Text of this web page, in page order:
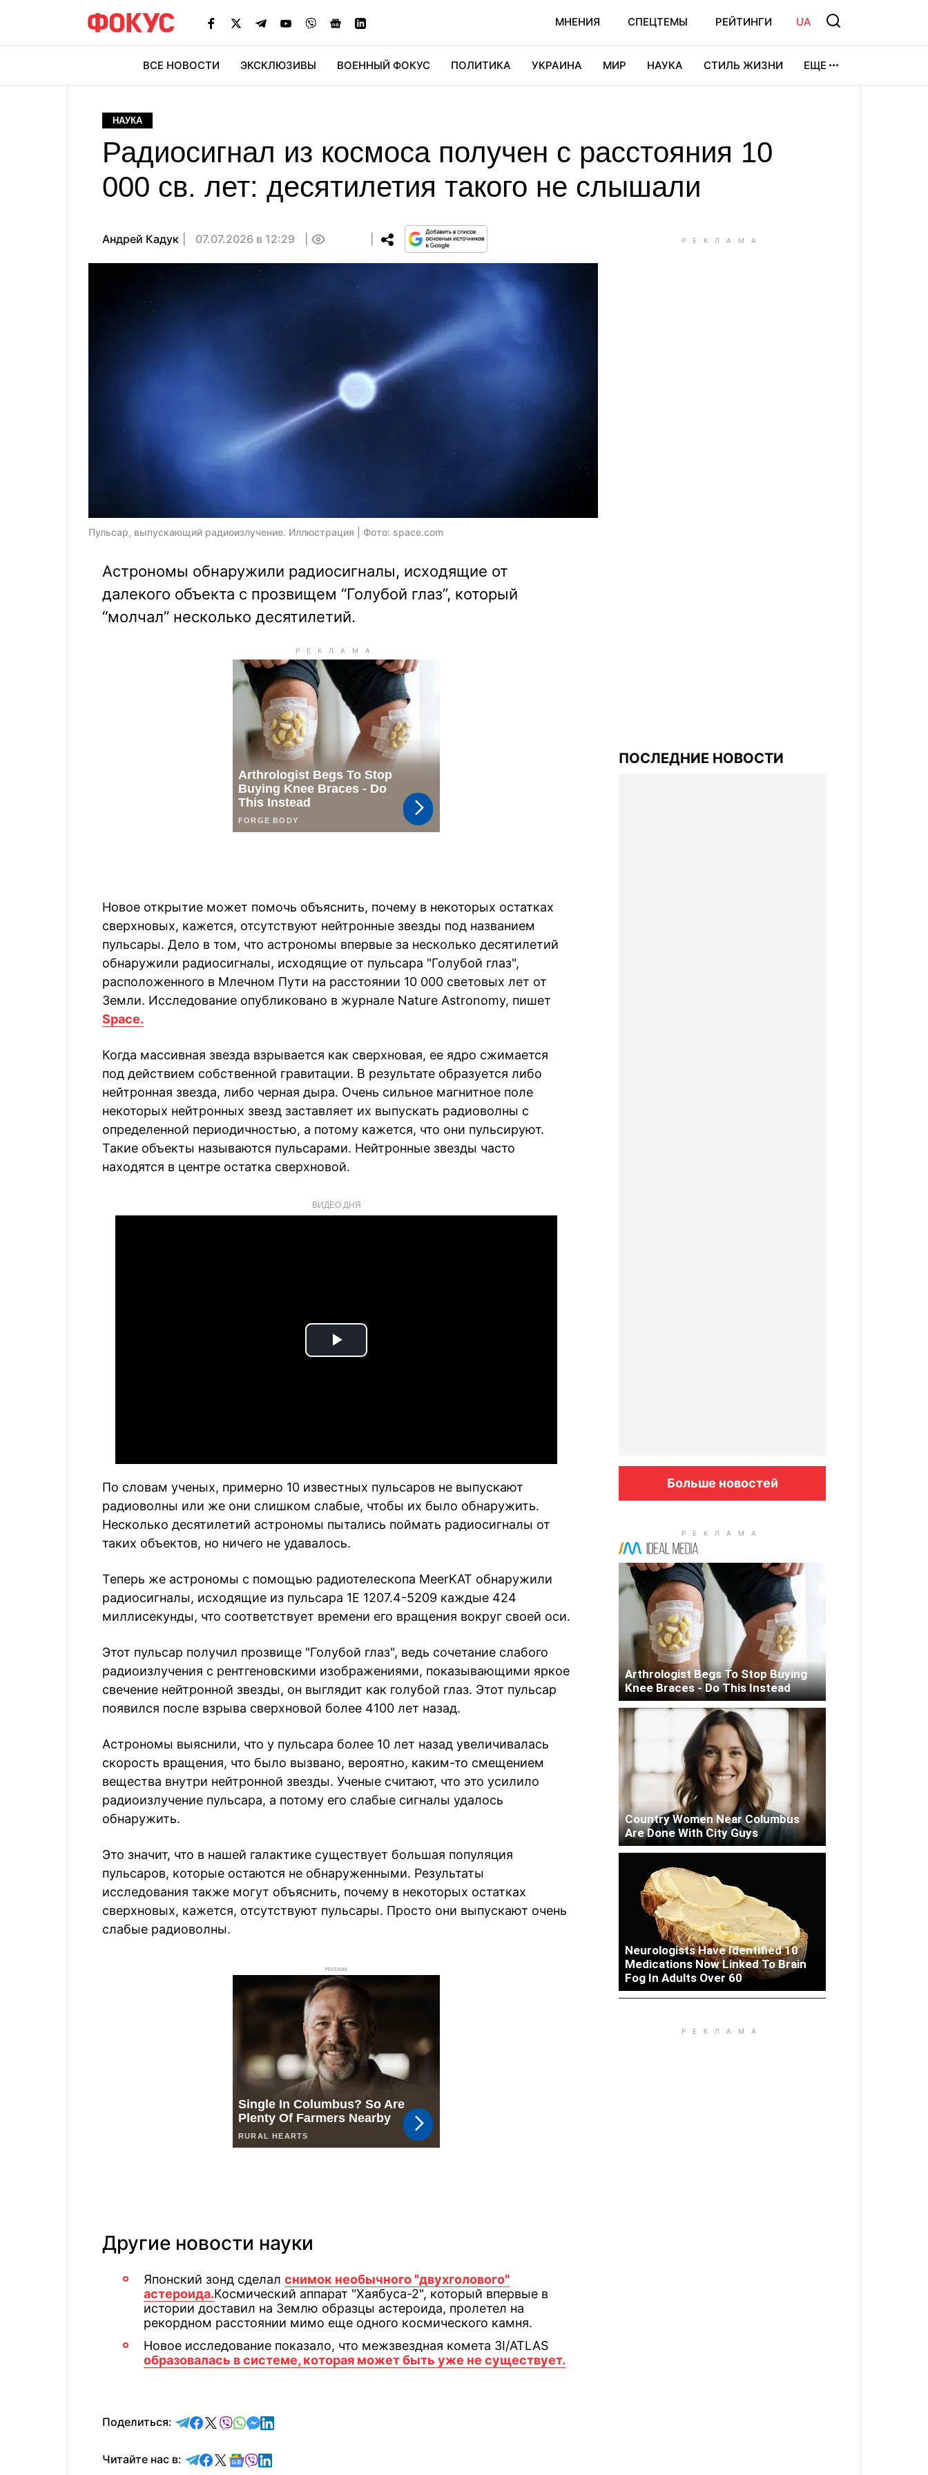
МНЕНИЯ СПЕЦТЕМЫ РЕЙТИНГИ UA
ВСЕ НОВОСТИ ЭКСКЛЮЗИВЫ ВОЕННЫЙ ФОКУС ПОЛИТИКА УКРАИНА МИР НАУКА СТИЛЬ ЖИЗНИ ЕЩЕ
НАУКА
Радиосигнал из космоса получен с расстояния 10
000 св. лет: десятилетия такого не слышали
Андрей Кадук 07.07.2026 в 12:29
Пульсар, выпускающий радиоизлучение. Иллюстрация | Фото: space.com
Астрономы обнаружили радиосигналы, исходящие от
далекого объекта с прозвищем “Голубой глаз”, который
“молчал” несколько десятилетий.
Новое открытие может помочь объяснить, почему в некоторых остатках
сверхновых, кажется, отсутствуют нейтронные звезды под названием
пульсары. Дело в том, что астрономы впервые за несколько десятилетий
обнаружили радиосигналы, исходящие от пульсара "Голубой глаз",
расположенного в Млечном Пути на расстоянии 10 000 световых лет от
Земли. Исследование опубликовано в журнале Nature Astronomy, пишет
Space.
Когда массивная звезда взрывается как сверхновая, ее ядро сжимается
под действием собственной гравитации. В результате образуется либо
нейтронная звезда, либо черная дыра. Очень сильное магнитное поле
некоторых нейтронных звезд заставляет их выпускать радиоволны с
определенной периодичностью, а потому кажется, что они пульсируют.
Такие объекты называются пульсарами. Нейтронные звезды часто
находятся в центре остатка сверхновой.
ВИДЕО ДНЯ
Play
По словам ученых, примерно 10 известных пульсаров не выпускают
радиоволны или же они слишком слабые, чтобы их было обнаружить.
Несколько десятилетий астрономы пытались поймать радиосигналы от
таких объектов, но ничего не удавалось.
Теперь же астрономы с помощью радиотелескопа MeerKAT обнаружили
радиосигналы, исходящие из пульсара 1E 1207.4-5209 каждые 424
миллисекунды, что соответствует времени его вращения вокруг своей оси.
Этот пульсар получил прозвище "Голубой глаз", ведь сочетание слабого
радиоизлучения с рентгеновскими изображениями, показывающими яркое
свечение нейтронной звезды, он выглядит как голубой глаз. Этот пульсар
появился после взрыва сверхновой более 4100 лет назад.
Астрономы выяснили, что у пульсара более 10 лет назад увеличивалась
скорость вращения, что было вызвано, вероятно, каким-то смещением
вещества внутри нейтронной звезды. Ученые считают, что это усилило
радиоизлучение пульсара, а потому его слабые сигналы удалось
обнаружить.
Это значит, что в нашей галактике существует большая популяция
пульсаров, которые остаются не обнаруженными. Результаты
исследования также могут объяснить, почему в некоторых остатках
сверхновых, кажется, отсутствуют пульсары. Просто они выпускают очень
слабые радиоволны.
РЕКЛАМА
Другие новости науки
Японский зонд сделал снимок необычного "двухголового"
астероида.Космический аппарат "Хаябуса-2", который впервые в
истории доставил на Землю образцы астероида, пролетел на
рекордном расстоянии мимо еще одного космического камня.
Новое исследование показало, что межзвездная комета 3I/ATLAS
образовалась в системе, которая может быть уже не существует.
Поделиться: отправить в Telegram
поделиться в Facebook
поделиться в X
отправить в Viber
отправить в Whatsapp
отправить в Messenger
отправить в LinkedIn
Читайте нас в: Читайте в Telegram
Читайте в Facebook
Читайте в X
Читайте в Google news
Читайте в Viber
Читайте в LinkedIn
ПОСЛЕДНИЕ НОВОСТИ
Больше новостей